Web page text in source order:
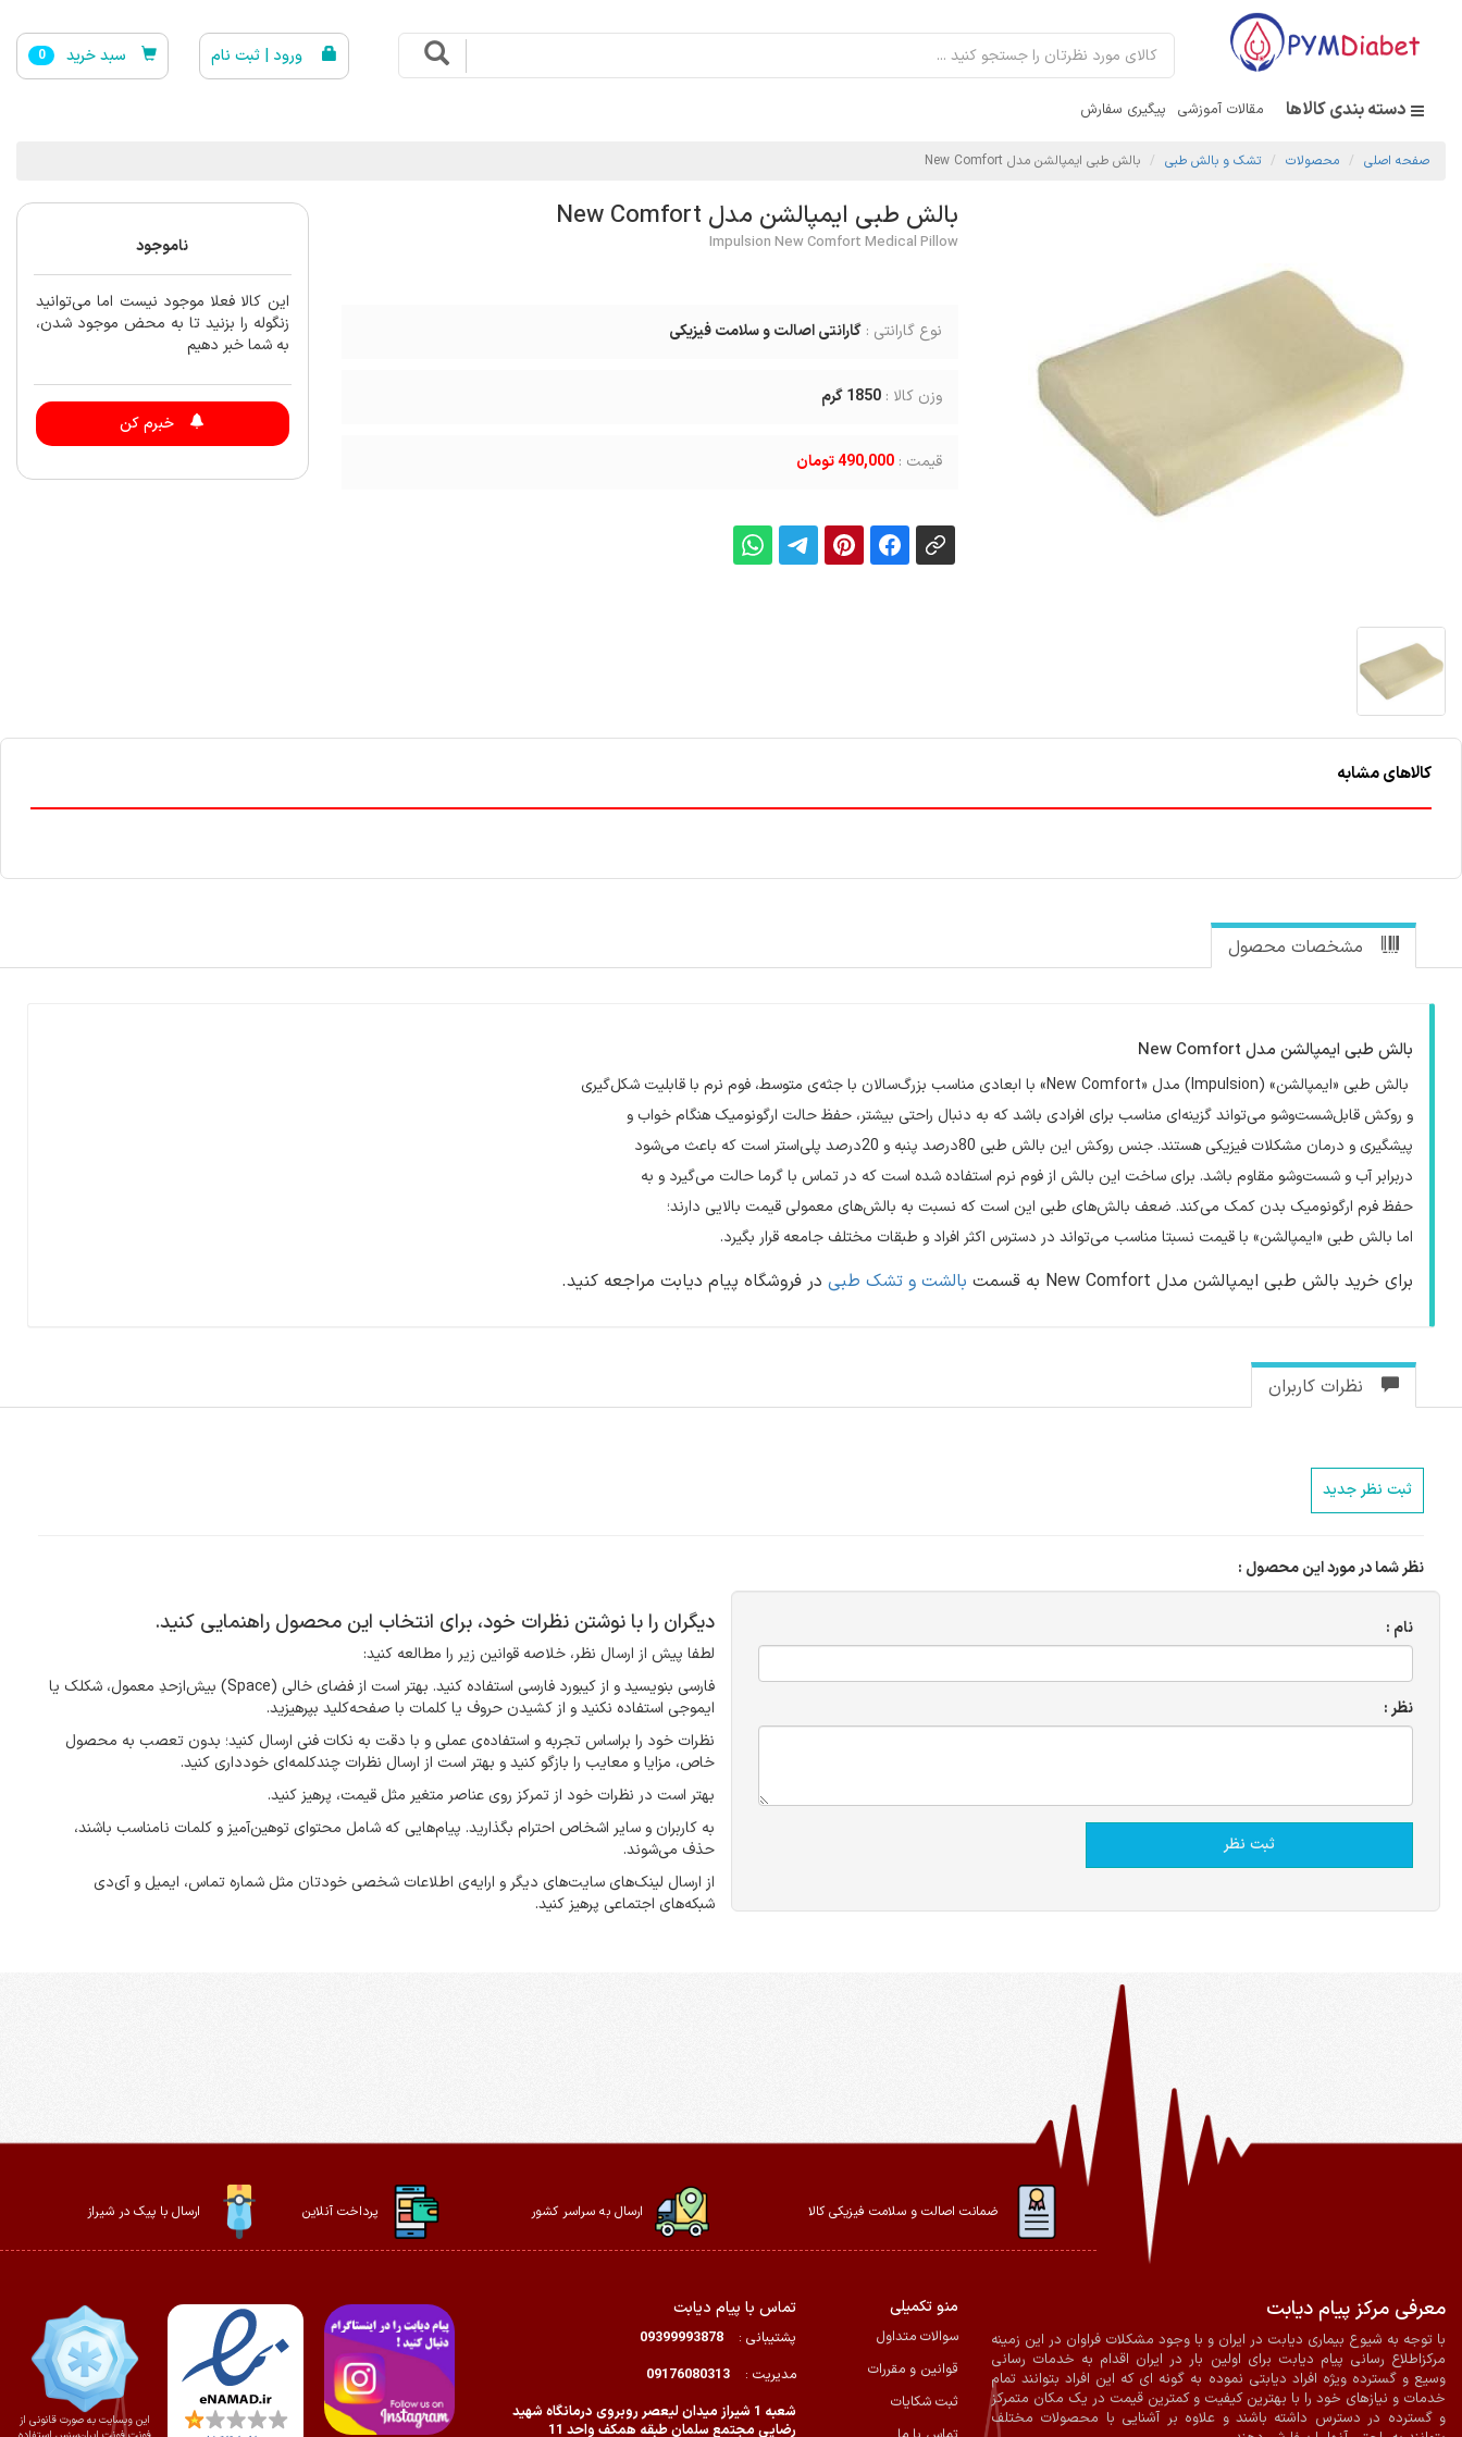
ورود | ثبت نام سبد خرید 0
دسته بندی کالاها مقالات آموزشی پیگیری سفارش
صفحه اصلی محصولات تشک و بالش طبی بالش طبی ایمپالشن مدل New Comfort
بالش طبی ایمپالشن مدل New Comfort
Impulsion New Comfort Medical Pillow
نوع گارانتی : گارانتی اصالت و سلامت فیزیکی
وزن کالا : 1850گرم
قیمت : 490,000 تومان
ناموجود
این کالا فعلا موجود نیست اما می‌توانید
زنگوله را بزنید تا به محض موجود شدن،
به شما خبر دهیم
خبرم کن
کالاهای مشابه
مشخصات محصول
بالش طبی ایمپالشن مدل New Comfort
بالش طبی «ایمپالشن» (Impulsion) مدل «New Comfort» با ابعادی مناسب بزرگ‌سالان با جثه‌ی متوسط، فوم نرم با قابلیت شکل‌گیری
و روکش قابل‌شست‌وشو می‌تواند گزینه‌ای مناسب برای افرادی باشد که به دنبال راحتی بیشتر، حفظ حالت ارگونومیک هنگام خواب و
پیشگیری و درمان مشکلات فیزیکی هستند. جنس روکش این بالش طبی 80درصد پنبه و 20درصد پلی‌استر است که باعث می‌شود
دربرابر آب و شست‌وشو مقاوم باشد. برای ساخت این بالش از فوم نرم استفاده شده است که در تماس با گرما حالت می‌گیرد و به
حفظ فرم ارگونومیک بدن کمک می‌کند. ضعف بالش‌های طبی این است که نسبت به بالش‌های معمولی قیمت بالایی دارند؛
اما بالش طبی «ایمپالشن» با قیمت نسبتا مناسب می‌تواند در دسترس اکثر افراد و طبقات مختلف جامعه قرار بگیرد.
برای خرید بالش طبی ایمپالشن مدل New Comfort به قسمت بالشت و تشک طبی در فروشگاه پیام دیابت مراجعه کنید.
نظرات کاربران
ثبت نظر جدید
نظر شما در مورد این محصول :
نام :
نظر :
دیگران را با نوشتن نظرات خود، برای انتخاب این محصول راهنمایی کنید.
لطفا پیش از ارسال نظر، خلاصه قوانین زیر را مطالعه کنید:
فارسی بنویسید و از کیبورد فارسی استفاده کنید. بهتر است از فضای خالی (Space) بیش‌از‌حدِ معمول، شکلک یا
ایموجی استفاده نکنید و از کشیدن حروف یا کلمات با صفحه‌کلید بپرهیزید.
نظرات خود را براساس تجربه و استفاده‌ی عملی و با دقت به نکات فنی ارسال کنید؛ بدون تعصب به محصول
خاص، مزایا و معایب را بازگو کنید و بهتر است از ارسال نظرات چندکلمه‌‌ای خودداری کنید.
بهتر است در نظرات خود از تمرکز روی عناصر متغیر مثل قیمت، پرهیز کنید.
به کاربران و سایر اشخاص احترام بگذارید. پیام‌هایی که شامل محتوای توهین‌آمیز و کلمات نامناسب باشند،
حذف می‌شوند.
از ارسال لینک‌های سایت‌های دیگر و ارایه‌ی اطلاعات شخصی خودتان مثل شماره تماس، ایمیل و آی‌دی
شبکه‌های اجتماعی پرهیز کنید.
ضمانت اصالت و سلامت فیزیکی کالا ارسال به سراسر کشور پرداخت آنلاین ارسال با پیک در شیراز
معرفی مرکز پیام دیابت
با توجه به شیوع بیماری دیابت در ایران و با وجود مشکلات فراوان در این زمینه
مرکزاطلاع رسانی پیام دیابت برای اولین بار در ایران اقدام به خدمات رسانی
وسیع و گسترده ویژه افراد دیابتی نموده به گونه ای که این افراد بتوانند تمام
خدمات و نیازهای خود را با بهترین کیفیت و کمترین قیمت در یک مکان متمرکز
و گسترده در دسترس داشته باشند و علاوه بر آشنایی با محصولات مختلف
منو تکمیلی
سوالات متداول
قوانین و مقررات
ثبت شکایات
تماس با پیام دیابت
پشتیبانی :
09399993878
مدیریت :
09176080313
شعبه 1 شیراز میدان لیعصر روبروی درمانگاه شهید
رضایی مجتمع سلمان طبقه همکف واحد 11
این وبسایت به صورت قانونی از